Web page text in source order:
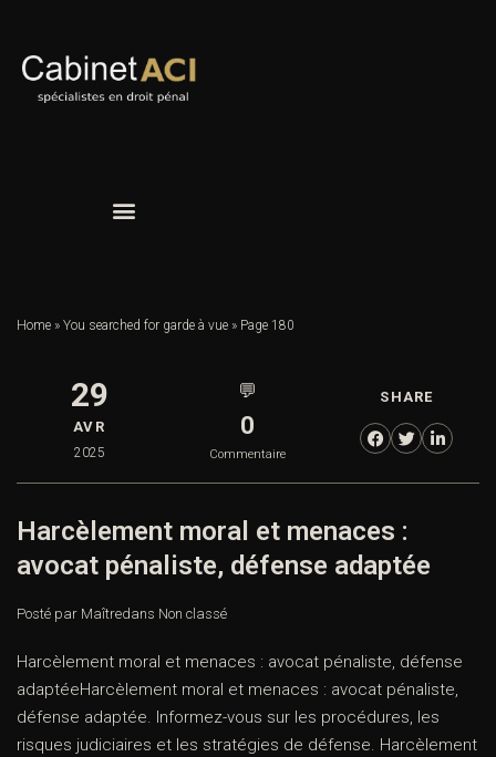
Home » You searched for garde à vue » Page 180
29
AVR
2025
💬
0
Commentaire
SHARE
Harcèlement moral et menaces :
avocat pénaliste, défense adaptée
Posté par Maîtredans Non classé
Harcèlement moral et menaces : avocat pénaliste, défense
adaptéeHarcèlement moral et menaces : avocat pénaliste,
défense adaptée. Informez-vous sur les procédures, les
risques judiciaires et les stratégies de défense. Harcèlement